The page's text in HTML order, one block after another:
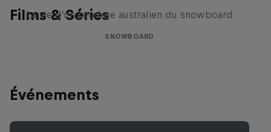
Films & Séries
La vie d’un prodige australien du snowboard
SNOWBOARD
Événements